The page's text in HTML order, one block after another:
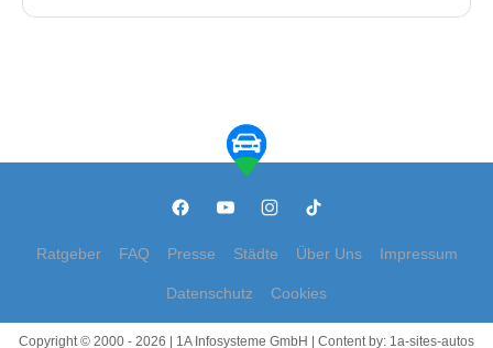
Ratgeber FAQ Presse Städte Über Uns Impressum
Datenschutz Cookies
Copyright © 2000 - 2026 | 1A Infosysteme GmbH | Content by: 1a-sites-autos